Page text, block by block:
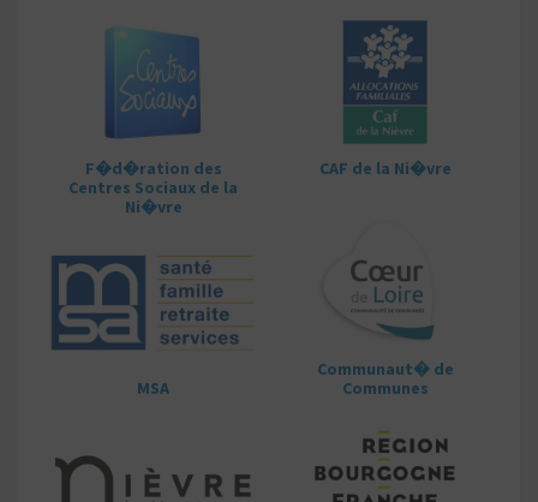
F�d�ration des
Centres Sociaux de la
Ni�vre
CAF de la Ni�vre
Communaut� de
Communes
MSA